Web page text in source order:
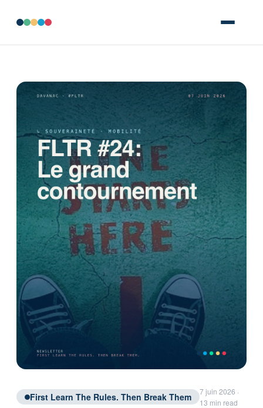
First Learn The Rules. Then Break Them
7 juin 2026 ·
13 min read